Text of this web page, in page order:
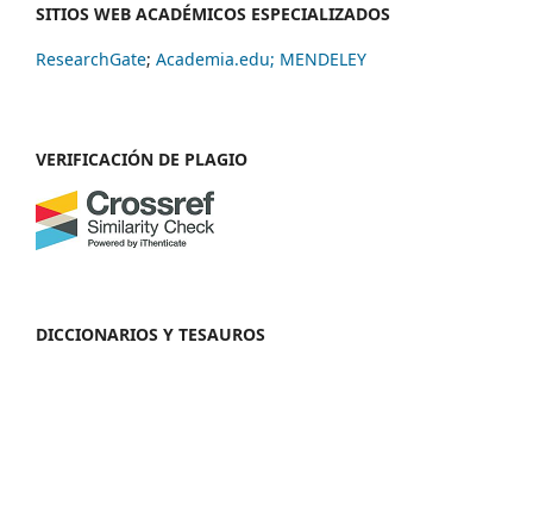
SITIOS WEB ACADÉMICOS ESPECIALIZADOS
ResearchGate; Academia.edu; MENDELEY
VERIFICACIÓN DE PLAGIO
DICCIONARIOS Y TESAUROS